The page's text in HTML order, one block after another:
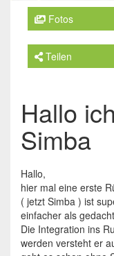
Fotos
Teilen
Hallo
Simba
Hallo,
hier mal eine erste
( jetzt Simba ) ist
einfacher als
Die Integration ins
werden versteht er